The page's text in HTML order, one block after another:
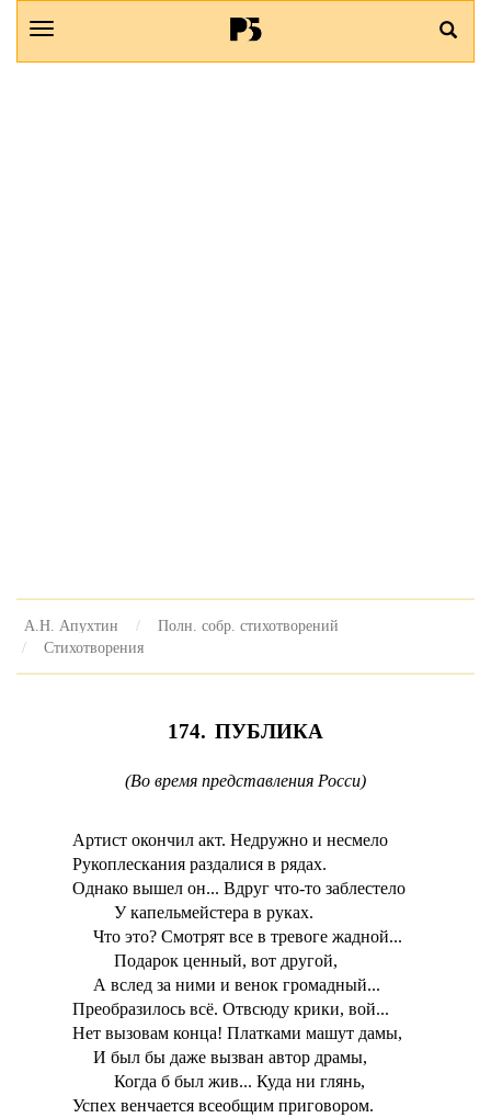
А.Н. Апухтин
Полн. собр. стихотворений
Стихотворения
174. ПУБЛИКА
(Во время представления Росси)
Артист окончил акт. Недружно и несмело
Рукоплескания раздалися в рядах.
Однако вышел он... Вдруг что-то заблестело
У капельмейстера в руках.
Что это? Смотрят все в тревоге жадной...
Подарок ценный, вот другой,
А вслед за ними и венок громадный...
Преобразилось всё. Отвсюду крики, вой...
Нет вызовам конца! Платками машут дамы,
И был бы даже вызван автор драмы,
Когда б был жив... Куда ни глянь,
Успех венчается всеобщим приговором.